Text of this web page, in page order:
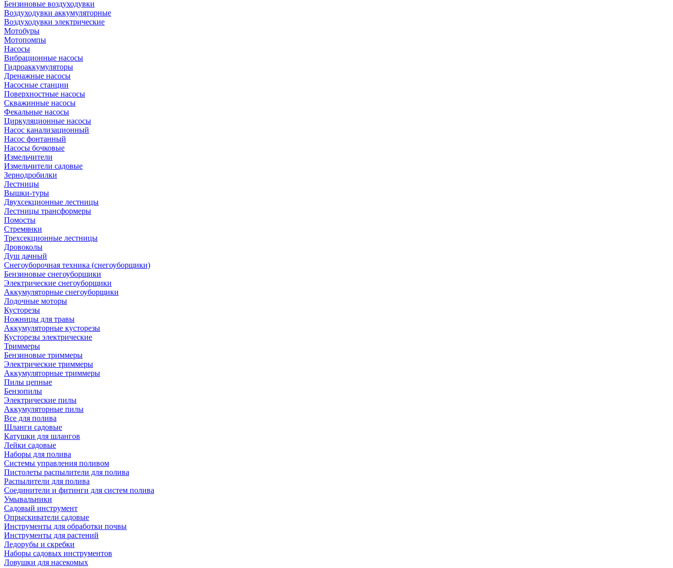
Бензиновые воздуходувки
Воздуходувки аккумуляторные
Воздуходувки электрические
Мотобуры
Мотопомпы
Насосы
Вибрационные насосы
Гидроаккумуляторы
Дренажные насосы
Насосные станции
Поверхностные насосы
Скважинные насосы
Фекальные насосы
Циркуляционные насосы
Насос канализационный
Насос фонтанный
Насосы бочковые
Измельчители
Измельчители садовые
Зернодробилки
Лестницы
Вышки-туры
Двухсекционные лестницы
Лестницы трансформеры
Помосты
Стремянки
Трехсекционные лестницы
Дровоколы
Душ дачный
Снегоуборочная техника (снегоуборщики)
Бензиновые снегоуборщики
Электрические снегоуборщики
Аккумуляторные снегоуборщики
Лодочные моторы
Кусторезы
Ножницы для травы
Аккумуляторные кусторезы
Кусторезы электрические
Триммеры
Бензиновые триммеры
Электрические триммеры
Аккумуляторные триммеры
Пилы цепные
Бензопилы
Электрические пилы
Аккумуляторные пилы
Все для полива
Шланги садовые
Катушки для шлангов
Лейки садовые
Наборы для полива
Системы управления поливом
Пистолеты распылители для полива
Распылители для полива
Соединители и фитинги для систем полива
Умывальники
Садовый инструмент
Опрыскиватели садовые
Инструменты для обработки почвы
Инструменты для растений
Ледорубы и скребки
Наборы садовых инструментов
Ловушки для насекомых